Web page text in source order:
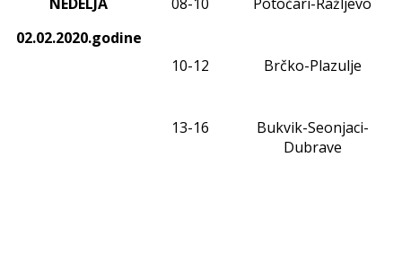
02.02.2020.godine
10-12 Brčko-Plazulje
13-16
Bukvik-Seonjaci-
Dubrave